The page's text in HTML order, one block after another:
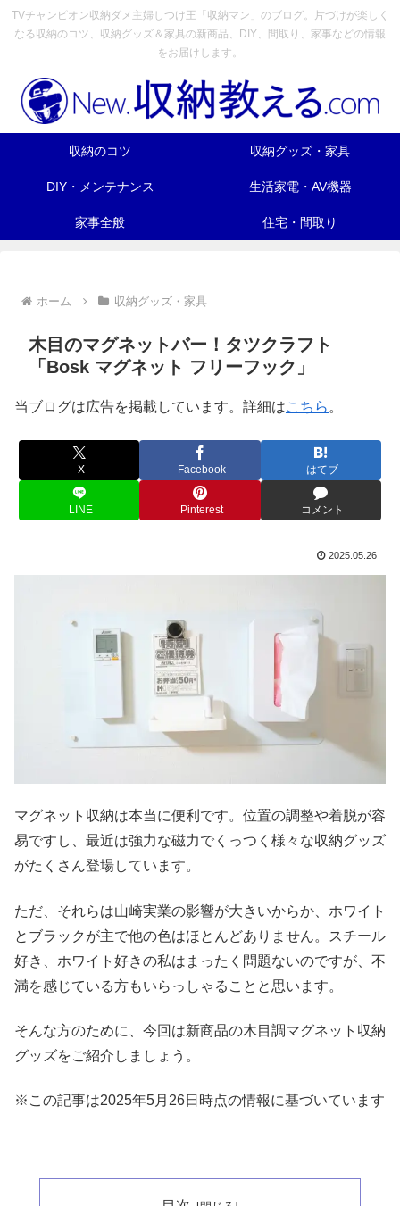
TVチャンピオン収納ダメ主婦しつけ王「収納マン」のブログ。片づけが楽しく
なる収納のコツ、収納グッズ＆家具の新商品、DIY、間取り、家事などの情報
をお届けします。
収納のコツ 収納グッズ・家具
DIY・メンテナンス 生活家電・AV機器
家事全般 住宅・間取り
ホーム 収納グッズ・家具
木目のマグネットバー！タツクラフト
「Bosk マグネット フリーフック」
当ブログは広告を掲載しています。詳細はこちら 。
X Facebook はてブ
LINE Pinterest コメント
2025.05.26
マグネット収納は本当に便利です。位置の調整や着脱が容
易ですし、最近は強力な磁力でくっつく様々な収納グッズ
がたくさん登場しています。
ただ、それらは山崎実業の影響が大きいからか、ホワイト
とブラックが主で他の色はほとんどありません。スチール
好き、ホワイト好きの私はまったく問題ないのですが、不
満を感じている方もいらっしゃることと思います。
そんな方のために、今回は新商品の木目調マグネット収納
グッズをご紹介しましょう。
※この記事は2025年5月26日時点の情報に基づいています